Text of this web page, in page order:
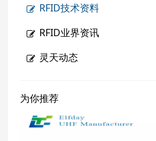
RFID技术资料
RFID业界资讯
灵天动态
为你推荐